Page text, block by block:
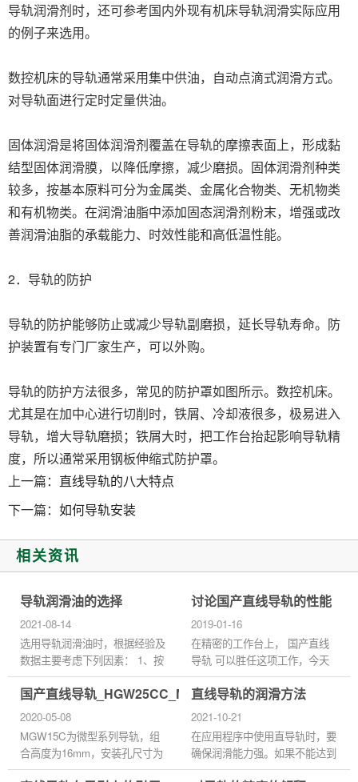
导轨润滑剂时，还可参考国内外现有机床导轨润滑实际应用
的例子来选用。
数控机床的导轨通常采用集中供油，自动点滴式润滑方式。
对导轨面进行定时定量供油。
固体润滑是将固体润滑剂覆盖在导轨的摩擦表面上，形成黏
结型固体润滑膜，以降低摩擦，减少磨损。固体润滑剂种类
较多，按基本原料可分为金属类、金属化合物类、无机物类
和有机物类。在润滑油脂中添加固态润滑剂粉末，增强或改
善润滑油脂的承载能力、时效性能和高低温性能。
2．导轨的防护
导轨的防护能够防止或减少导轨副磨损，延长导轨寿命。防
护装置有专门厂家生产，可以外购。
导轨的防护方法很多，常见的防护罩如图所示。数控机床。
尤其是在加中心进行切削时，铁屑、冷却液很多，极易进入
导轨，增大导轨磨损；铁屑大时，把工作台抬起影响导轨精
度，所以通常采用钢板伸缩式防护罩。
上一篇： 直线导轨的八大特点
下一篇： 如何导轨安装
相关资讯
导轨润滑油的选择
2021-08-14
选用导轨润滑油时，根据经验及
数据主要考虑下列因素： 1、按
滑动速度和平均压力来选择粘
度： 选择使用导轨润滑剂时根
据国内外机床导轨润滑实际应
讨论国产直线导轨的性能
2019-01-16
在精密的工作台上， 国产直线
导轨 可以胜任这项工作，今天
我们将讨论国产直线导轨安装座
的性能分析和材料选择。 国产
直线导轨安装表面和定位表面
形...
国产直线导轨_HGW25CC_MGW15C_等级精度安装
2020-05-08
MGW15C为微型系列导轨，组
合高度为16mm，安装孔尺寸为
45*20，直线导轨的预压力：所
直线导轨的润滑方法
2021-10-21
在应用程序中使用直导轨时，要
确保润滑能力强。如果不能达到
润滑效果，快速滚动会造成严重